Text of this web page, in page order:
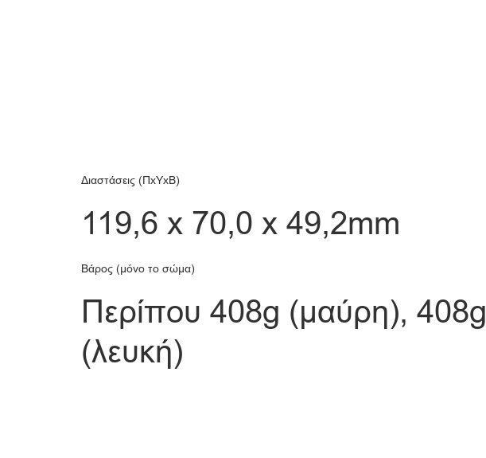
Διαστάσεις (ΠxΥxΒ)
119,6 x 70,0 x 49,2mm
Βάρος (μόνο το σώμα)
Περίπου 408g (μαύρη), 408g
(λευκή)